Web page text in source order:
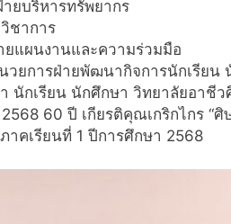
ยบริหารทรัพยากร
ชาการ
แผนงานและความร่วมมือ
ยการฝ่ายพัฒนากิจการนักเรียน
นักเรียน นักศึกษา วิทยาลัยอาชี
60 ปี เกียรติคุณเกริกไกร “
าคเรียนที่ 1 ปีการศึกษา 2568